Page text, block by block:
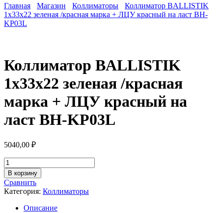
Главная Магазин Коллиматоры
Коллиматор BALLISTIK
1х33х22 зеленая /красная марка + ЛЦУ красный на ласт BH-
KP03L
Коллиматор BALLISTIK
1х33х22 зеленая /красная
марка + ЛЦУ красный на
ласт BH-KP03L
5040,00 ₽
Количество
товара
Коллиматор
BALLISTIK
1х33х22
зеленая
В корзину
Сравнить
Категория: Коллиматоры
Описание